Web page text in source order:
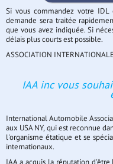
Si vous commandez votre
demande sera traitée
que vous avez indiquée. Si
délais plus courts est possible.
ASSOCIATION
IAA inc vous
International Automobile
aux USA NY, qui est reconnue
l'organisme étatique et se
internationaux.